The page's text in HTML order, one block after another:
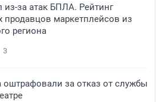
из-за атак БПЛА. Рейтинг
продавцов маркетплейсов из
региона
3
оштрафовали за отказ от службы